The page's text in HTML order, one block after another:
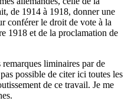
de 1914 à 1918, donner une
conférer le droit de vote à la
1918 et de la proclamation de
liminaires par de
possible de citer ici toutes les
de ce travail. Je me